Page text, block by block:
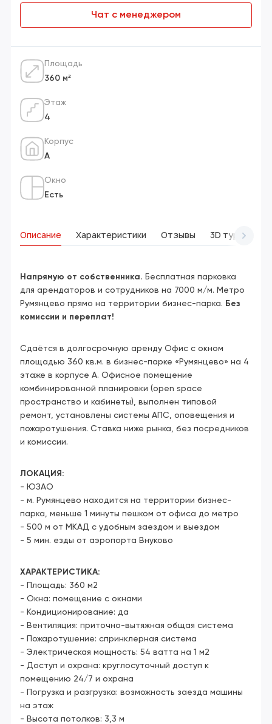
Чат с менеджером
Площадь
360 м²
Этаж
4
Корпус
А
Окно
Есть
Описание Характеристики Отзывы 3D тур
Напрямую от собственника. Бесплатная парковка
для арендаторов и сотрудников на 7000 м/м. Метро
Румянцево прямо на территории бизнес-парка. Без
комиссии и переплат!
Сдаётся в долгосрочную аренду Офис с окном
площадью 360 кв.м. в бизнес-парке «Румянцево» на 4
этаже в корпусе А. Офисное помещение
комбинированной планировки (open space
пространство и кабинеты), выполнен типовой
ремонт, установлены системы АПС, оповещения и
пожаротушения. Ставка ниже рынка, без посредников
и комиссии.
ЛОКАЦИЯ:
- ЮЗАО
- м. Румянцево находится на территории бизнес-
парка, меньше 1 минуты пешком от офиса до метро
- 500 м от МКАД с удобным заездом и выездом
- 5 мин. езды от аэропорта Внуково
ХАРАКТЕРИСТИКА:
- Площадь: 360 м2
- Окна: помещение с окнами
- Кондиционирование: да
- Вентиляция: приточно-вытяжная общая система
- Пожаротушение: спринклерная система
- Электрическая мощность: 54 ватта на 1 м2
- Доступ и охрана: круглосуточный доступ к
помещению 24/7 и охрана
- Погрузка и разгрузка: возможность заезда машины
на этаж
- Высота потолков: 3,3 м